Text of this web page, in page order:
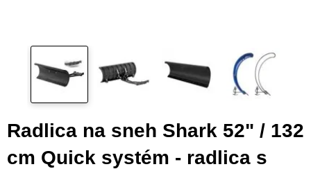
Radlica na sneh Shark 52" / 132
cm Quick systém - radlica s